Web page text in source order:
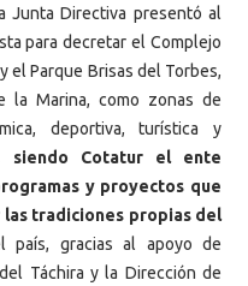
Junta Directiva presentó al
para decretar el Complejo
el Parque Brisas del Torbes,
la Marina, como zonas de
deportiva, turística y
siendo Cotatur el ente
y proyectos que
tradiciones propias del
país, gracias al apoyo de
del Táchira y la Dirección de